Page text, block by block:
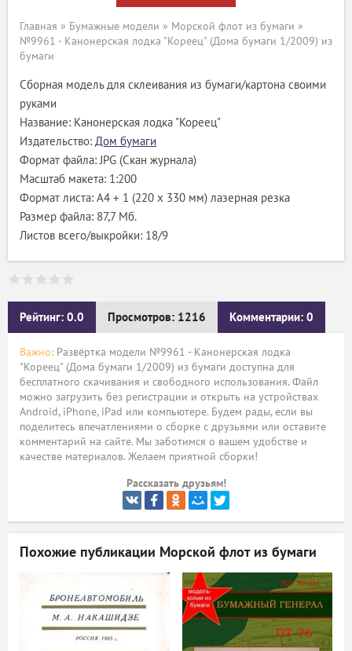
Главная » Бумажные модели » Морской флот из бумаги »
№9961 - Канонерская лодка "Кореец" (Дома бумаги 1/2009) из
бумаги
Сборная модель для склеивания из бумаги/картона своими
руками
Название: Канонерская лодка "Кореец"
Издательство: Дом бумаги
Формат файла: JPG (Скан журнала)
Масштаб макета: 1:200
Формат листа: A4 + 1 (220 x 330 мм) лазерная резка
Размер файла: 87,7 Мб.
Листов всего/выкройки: 18/9
Рейтинг: 0.0 Просмотров: 1216 Комментарии: 0
Важно: Развёртка модели №9961 - Канонерская лодка
"Кореец" (Дома бумаги 1/2009) из бумаги доступна для
бесплатного скачивания и свободного использования. Файл
можно загрузить без регистрации и открыть на устройствах
Android, iPhone, iPad или компьютере. Будем рады, если вы
поделитесь впечатлениями о сборке с друзьями или оставите
комментарий на сайте. Мы заботимся о вашем удобстве и
качестве материалов. Желаем приятной сборки!
Рассказать друзьям!
Похожие публикации Морской флот из бумаги